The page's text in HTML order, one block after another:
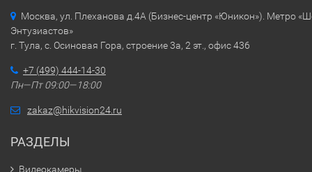
Москва, ул. Плеханова д.4А (Бизнес-центр «Юникон»). Метро
Энтузиастов»
г. Тула, с. Осиновая Гора, строение 3а, 2 эт., офис 436
+7 (499) 444-14-30
Пн—Пт 09:00—18:00
zakaz@hikvision24.ru
РАЗДЕЛЫ
Видеокамеры